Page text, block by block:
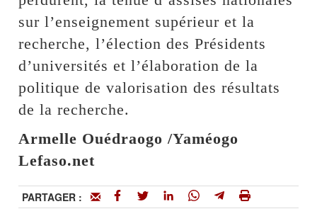
sur l’enseignement supérieur et la
recherche, l’élection des Présidents
d’universités et l’élaboration de la
politique de valorisation des résultats
de la recherche.
Armelle Ouédraogo /Yaméogo
Lefaso.net
PARTAGER :